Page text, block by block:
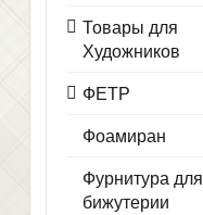
Товары для
Художников
ФЕТР
Фоамиран
Фурнитура для
бижутерии